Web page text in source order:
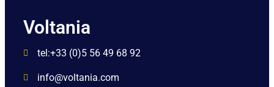
Voltania
tel:+33 (0)5 56 49 68 92
info@voltania.com